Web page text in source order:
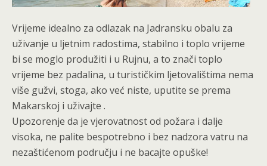
Vrijeme idealno za odlazak na Jadransku obalu za
uživanje u ljetnim radostima, stabilno i toplo vrijeme
bi se moglo produžiti i u Rujnu, a to znači toplo
vrijeme bez padalina, u turističkim ljetovalištima nema
više gužvi, stoga, ako već niste, uputite se prema
Makarskoj i uživajte .
Upozorenje da je vjerovatnost od požara i dalje
visoka, ne palite bespotrebno i bez nadzora vatru na
nezaštićenom području i ne bacajte opuške!